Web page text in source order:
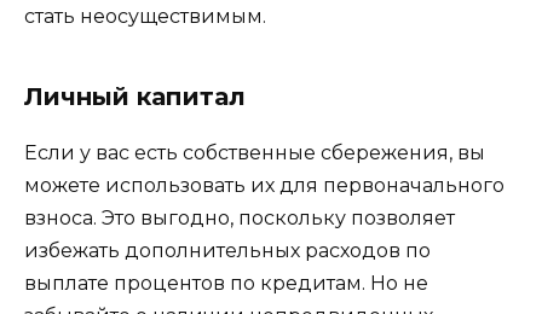
стать неосуществимым.
Личный капитал
Если у вас есть собственные сбережения, вы
можете использовать их для первоначального
взноса. Это выгодно, поскольку позволяет
избежать дополнительных расходов по
выплате процентов по кредитам. Но не